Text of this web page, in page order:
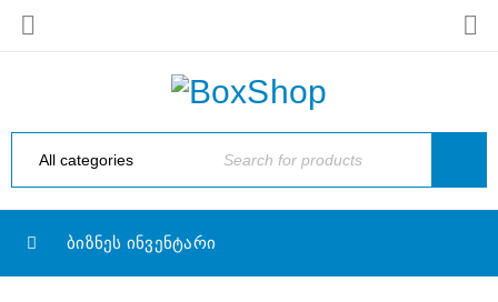
ᲑᲘᲖᲜᲔᲡ ᲘᲜᲕᲔᲜᲢᲐᲠᲘ